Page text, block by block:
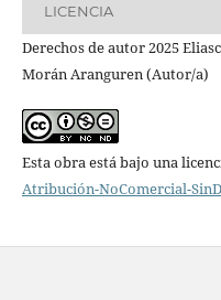
LICENCIA
Derechos de autor 2025
Morán Aranguren (Autor/a)
Esta obra está bajo una
Atribución-NoComercial-